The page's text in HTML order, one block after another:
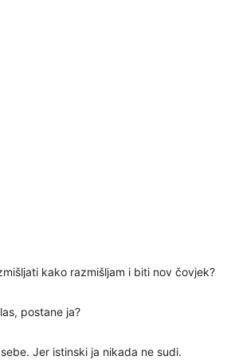
kako razmišljam i biti nov čovjek?
postane ja?
Jer istinski ja nikada ne sudi.